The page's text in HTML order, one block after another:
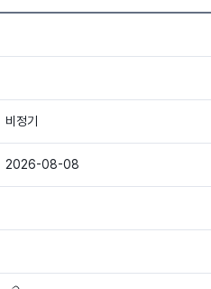
비정기
2026-08-08